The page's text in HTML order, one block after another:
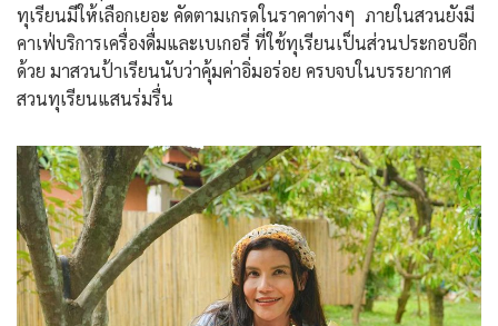
ทุเรียนมีให้เลือกเยอะ คัดตามเกรดในราคาต่างๆ ภายในสวนยังมี
คาเฟ่บริการเครื่องดื่มและเบเกอรี่ ที่ใช้ทุเรียนเป็นส่วนประกอบอีก
ด้วย มาสวนป้าเรียนนับว่าคุ้มค่าอิ่มอร่อย ครบจบในบรรยากาศ
สวนทุเรียนแสนร่มรื่น